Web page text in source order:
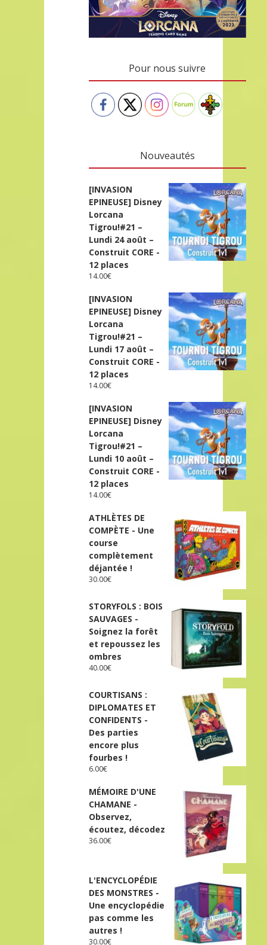
Pour nous suivre
Nouveautés
[INVASION
EPINEUSE] Disney
Lorcana
Tigrou!#21 –
Lundi 24 août –
Construit CORE -
12 places
14.00€
[INVASION
EPINEUSE] Disney
Lorcana
Tigrou!#21 –
Lundi 17 août –
Construit CORE -
12 places
14.00€
[INVASION
EPINEUSE] Disney
Lorcana
Tigrou!#21 –
Lundi 10 août –
Construit CORE -
12 places
14.00€
ATHLÈTES DE
COMPÈTE - Une
course
complètement
déjantée !
30.00€
STORYFOLS : BOIS
SAUVAGES -
Soignez la forêt
et repoussez les
ombres
40.00€
COURTISANS :
DIPLOMATES ET
CONFIDENTS -
Des parties
encore plus
fourbes !
6.00€
MÉMOIRE D'UNE
CHAMANE -
Observez,
écoutez, décodez
36.00€
L'ENCYCLOPÉDIE
DES MONSTRES -
Une encyclopédie
pas comme les
autres !
30.00€